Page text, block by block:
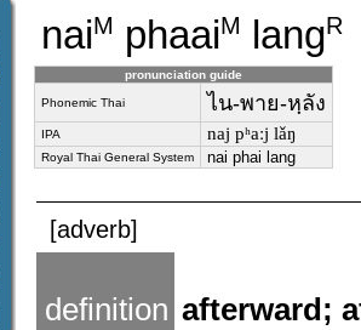
naiM phaaiM langR
pronunciation guide
Phonemic Thai ไน-พาย-หฺลัง
IPA naj pʰaːj lǎŋ
Royal Thai General System nai phai lang
[adverb]
definition afterward;